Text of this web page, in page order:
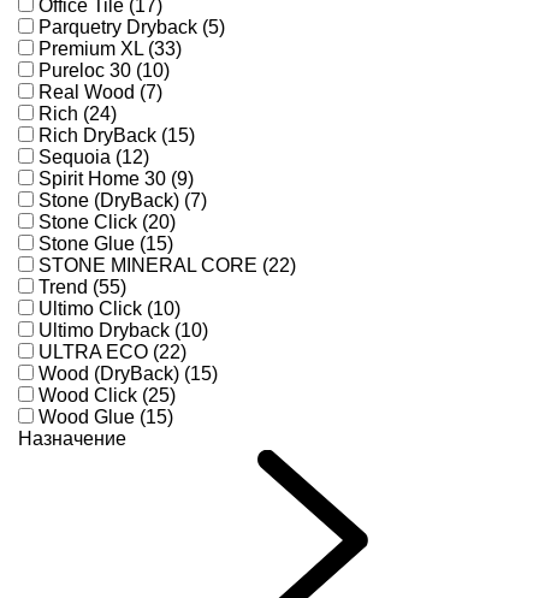
Office Tile (17)
Parquetry Dryback (5)
Premium XL (33)
Pureloc 30 (10)
Real Wood (7)
Rich (24)
Rich DryBack (15)
Sequoia (12)
Spirit Home 30 (9)
Stone (DryBack) (7)
Stone Click (20)
Stone Glue (15)
STONE MINERAL CORE (22)
Trend (55)
Ultimo Click (10)
Ultimo Dryback (10)
ULTRA ECO (22)
Wood (DryBack) (15)
Wood Click (25)
Wood Glue (15)
Назначение